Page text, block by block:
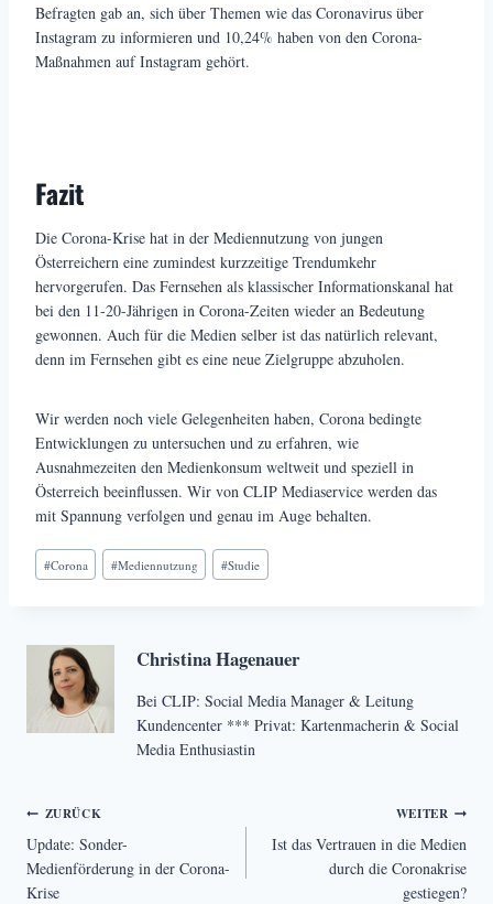
Befragten gab an, sich über Themen wie das Coronavirus über
Instagram zu informieren und 10,24% haben von den Corona-
Maßnahmen auf Instagram gehört.
Fazit
Die Corona-Krise hat in der Mediennutzung von jungen
Österreichern eine zumindest kurzzeitige Trendumkehr
hervorgerufen. Das Fernsehen als klassischer Informationskanal hat
bei den 11-20-Jährigen in Corona-Zeiten wieder an Bedeutung
gewonnen. Auch für die Medien selber ist das natürlich relevant,
denn im Fernsehen gibt es eine neue Zielgruppe abzuholen.
Wir werden noch viele Gelegenheiten haben, Corona bedingte
Entwicklungen zu untersuchen und zu erfahren, wie
Ausnahmezeiten den Medienkonsum weltweit und speziell in
Österreich beeinflussen. Wir von CLIP Mediaservice werden das
mit Spannung verfolgen und genau im Auge behalten.
Schlagworte:
#Corona #Mediennutzung #Studie
Christina Hagenauer
Bei CLIP: Social Media Manager & Leitung
Kundencenter *** Privat: Kartenmacherin & Social
Media Enthusiastin
Beitragsnavigation
ZURÜCK
Update: Sonder-
Medienförderung in der Corona-
Krise
WEITER
Ist das Vertrauen in die Medien
durch die Coronakrise
gestiegen?